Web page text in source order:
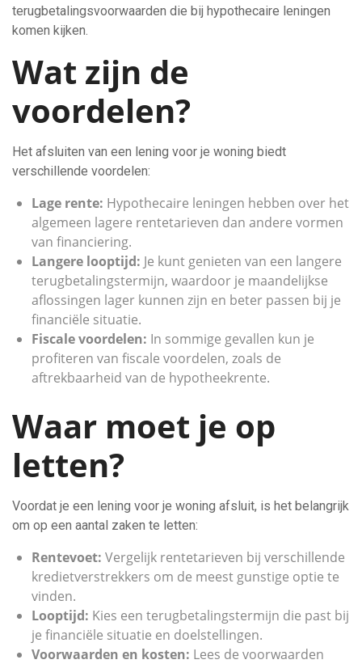
terugbetalingsvoorwaarden die bij hypothecaire leningen
komen kijken.
Wat zijn de
voordelen?
Het afsluiten van een lening voor je woning biedt
verschillende voordelen:
Lage rente: Hypothecaire leningen hebben over het
algemeen lagere rentetarieven dan andere vormen
van financiering.
Langere looptijd: Je kunt genieten van een langere
terugbetalingstermijn, waardoor je maandelijkse
aflossingen lager kunnen zijn en beter passen bij je
financiële situatie.
Fiscale voordelen: In sommige gevallen kun je
profiteren van fiscale voordelen, zoals de
aftrekbaarheid van de hypotheekrente.
Waar moet je op
letten?
Voordat je een lening voor je woning afsluit, is het belangrijk
om op een aantal zaken te letten:
Rentevoet: Vergelijk rentetarieven bij verschillende
kredietverstrekkers om de meest gunstige optie te
vinden.
Looptijd: Kies een terugbetalingstermijn die past bij
je financiële situatie en doelstellingen.
Voorwaarden en kosten: Lees de voorwaarden